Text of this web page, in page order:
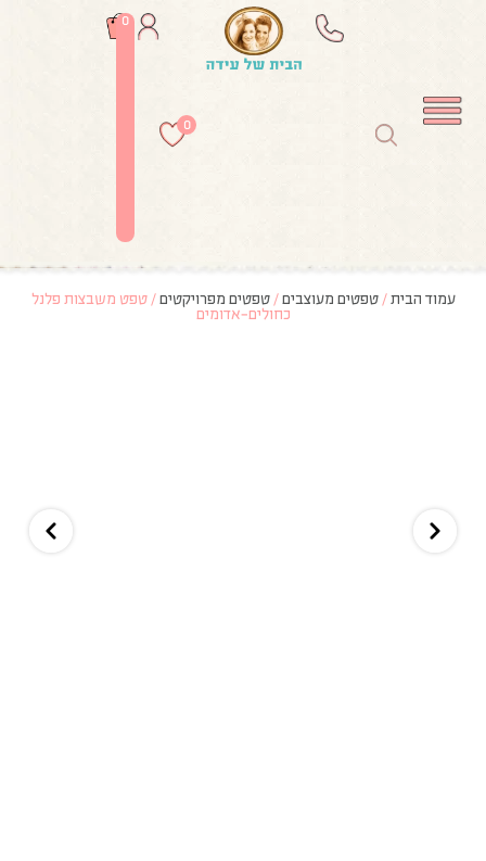
0
0
עמוד הבית/טפטים מעוצבים/טפטים מפרויקטים/ טפט משבצות פלנל
כחולים-אדומים